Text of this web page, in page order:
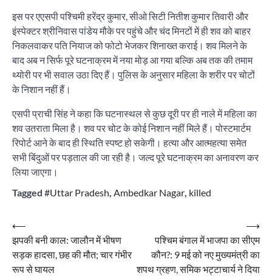
इस पर एएसपी पश्चिमी हरेंद्र कुमार, सीओ सिटी नितीश कुमार तिवारी और
इंस्पेक्टर श्रीनिवास पांडेय मौके पर पहुंचे और चंद मिनटों में ही शव को बाहर
निकलवाकर पति नियाज को फोटो भेजकर शिनाख्त कराई। शव मिलने के
बाद अब न सिर्फ पूरे घटनाक्रम में नया मोड़ आ गया बल्कि अब तक की तमाम
थ्योरी पर भी सवाल उठा दिए हैं। पुलिस के अनुसार महिला के शरीर पर चोटों
के निशान नहीं हैं।
एसपी प्राची सिंह ने कहा कि घटनास्थल से कुछ दूरी पर ही नाले में महिला का
शव उतराता मिला है। शव पर चोट के कोई निशान नहीं मिले हैं। पोस्टमार्टम
रिपोर्ट आने के बाद ही स्थिति स्पष्ट हो सकेगी। हत्या और आत्महत्या समेत
सभी बिंदुओं पर पड़ताल की जा रही है। जल्द पूरे घटनाक्रम का अनावरण कर
लिया जाएगा।
Tagged #Uttar Pradesh, Ambedkar Nagar, killed
Post
navigation
⟵
झपकी बनी काल: जालौन में भीषण
सड़क हादसा, छह की मौत; चार गंभीर
रूप से घायल
पश्चिम बंगाल में भाजपा का सीएम
कौन?: 9 मई को नए मुख्यमंत्री का
शपथ ग्रहण, समिक भट्टाचार्य ने दिया
⟶